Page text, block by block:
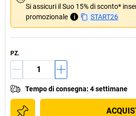
Si assicuri il Suo 15% di sconto*
promozionale
i START26
PZ.
Tempo di consegna: 4 settimane